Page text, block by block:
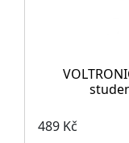
489 Kč